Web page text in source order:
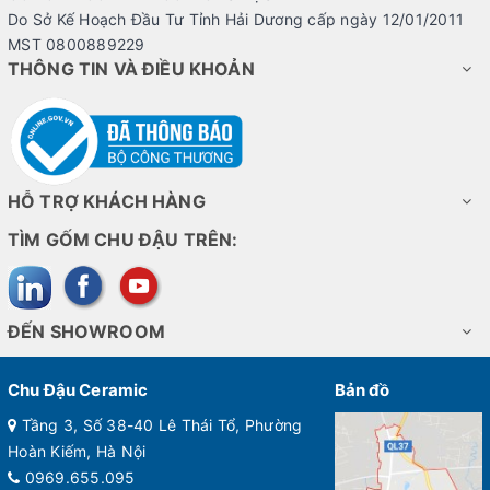
Bình phú quý truyền thống gốm Chu Đậu
Ngoài họa tiết hoa phù dung truyền thống, bình phú quý Gốm
Chu Đậu còn được trang trí họa tiết hoa sen mang đậm bản sắc
văn hóa Việt Nam.
vẽ thêm một lớp vàng 24K và nung thêm lần thứ 2 ở nhiệt độ
cao tạo sự sáng bóng và kết khối bền vững giữa lớp vàng và
lớp men độc đáo.
Do Sở Kế Hoạch Đầu Tư Tỉnh Hải Dương cấp ngày 12/01/2011
MST 0800889229
THÔNG TIN VÀ ĐIỀU KHOẢN
HỖ TRỢ KHÁCH HÀNG
TÌM GỐM CHU ĐẬU TRÊN:
ĐẾN SHOWROOM
Chu Đậu Ceramic
Tầng 3, Số 38-40 Lê Thái Tổ, Phường
Hoàn Kiếm, Hà Nội
0969.655.095
Bản đồ